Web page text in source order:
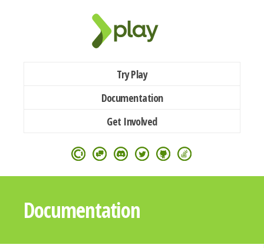
Try Play
Documentation
Get Involved
Documentation